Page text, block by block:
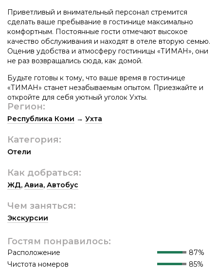
Приветливый и внимательный персонал стремится
сделать ваше пребывание в гостинице максимально
комфортным. Постоянные гости отмечают высокое
качество обслуживания и находят в отеле вторую семью.
Оценив удобства и атмосферу гостиницы «ТИМАН», они
не раз возвращались сюда, как домой.
Будьте готовы к тому, что ваше время в гостинице
«ТИМАН» станет незабываемым опытом. Приезжайте и
откройте для себя уютный уголок Ухты.
Регион:
Республика Коми → Ухта
Категория:
Отели
Как добраться:
ЖД, Авиа, Автобус
Чем заняться:
Экскурсии
Гостям понравилось:
Расположение
87%
Чистота номеров
85%